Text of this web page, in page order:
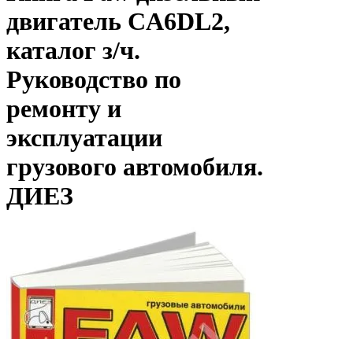
двигатель CA6DL2,
каталог з/ч.
Руководство по
ремонту и
эксплуатации
грузового автомобиля.
ДИЕЗ